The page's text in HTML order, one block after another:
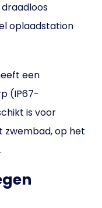
oplaadstation
een
(IP67-
is voor
zwembad, op het